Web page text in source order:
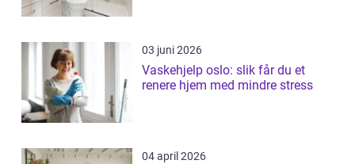
03 juni 2026
Vaskehjelp oslo: slik får du et
renere hjem med mindre stress
04 april 2026